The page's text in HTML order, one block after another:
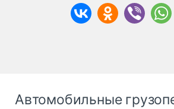
Автомобильные